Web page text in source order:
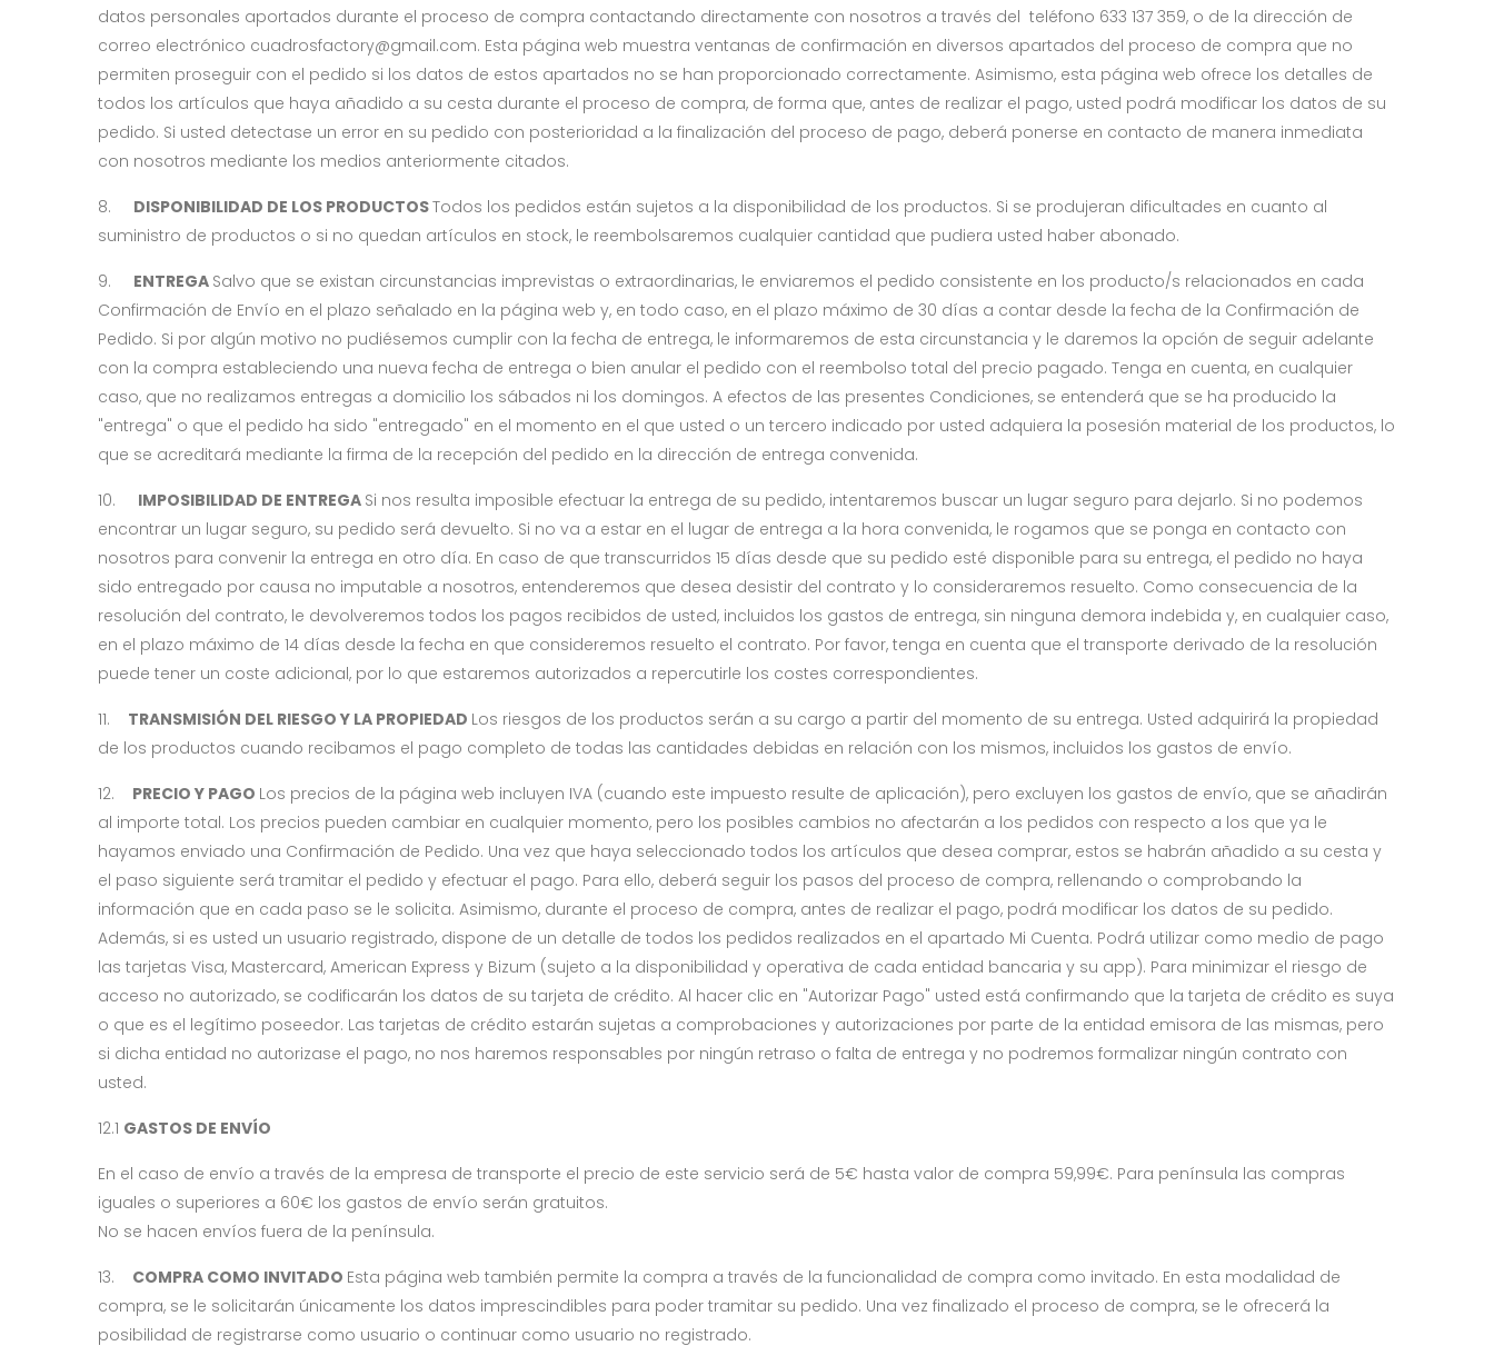
datos personales aportados durante el proceso de compra contactando directamente con nosotros a través del teléfono 633 137 359, o de la dirección de
correo electrónico cuadrosfactory@gmail.com. Esta página web muestra ventanas de confirmación en diversos apartados del proceso de compra que no
permiten proseguir con el pedido si los datos de estos apartados no se han proporcionado correctamente. Asimismo, esta página web ofrece los detalles de
todos los artículos que haya añadido a su cesta durante el proceso de compra, de forma que, antes de realizar el pago, usted podrá modificar los datos de su
pedido. Si usted detectase un error en su pedido con posterioridad a la finalización del proceso de pago, deberá ponerse en contacto de manera inmediata
con nosotros mediante los medios anteriormente citados.
8. DISPONIBILIDAD DE LOS PRODUCTOSTodos los pedidos están sujetos a la disponibilidad de los productos. Si se produjeran dificultades en cuanto al
suministro de productos o si no quedan artículos en stock, le reembolsaremos cualquier cantidad que pudiera usted haber abonado.
9. ENTREGA Salvo que se existan circunstancias imprevistas o extraordinarias, le enviaremos el pedido consistente en los producto/s relacionados en cada
Confirmación de Envío en el plazo señalado en la página web y, en todo caso, en el plazo máximo de 30 días a contar desde la fecha de la Confirmación de
Pedido. Si por algún motivo no pudiésemos cumplir con la fecha de entrega, le informaremos de esta circunstancia y le daremos la opción de seguir adelante
con la compra estableciendo una nueva fecha de entrega o bien anular el pedido con el reembolso total del precio pagado. Tenga en cuenta, en cualquier
caso, que no realizamos entregas a domicilio los sábados ni los domingos. A efectos de las presentes Condiciones, se entenderá que se ha producido la
"entrega" o que el pedido ha sido "entregado" en el momento en el que usted o un tercero indicado por usted adquiera la posesión material de los productos, lo
que se acreditará mediante la firma de la recepción del pedido en la dirección de entrega convenida.
10. IMPOSIBILIDAD DE ENTREGA Si nos resulta imposible efectuar la entrega de su pedido, intentaremos buscar un lugar seguro para dejarlo. Si no podemos
encontrar un lugar seguro, su pedido será devuelto. Si no va a estar en el lugar de entrega a la hora convenida, le rogamos que se ponga en contacto con
nosotros para convenir la entrega en otro día. En caso de que transcurridos 15 días desde que su pedido esté disponible para su entrega, el pedido no haya
sido entregado por causa no imputable a nosotros, entenderemos que desea desistir del contrato y lo consideraremos resuelto. Como consecuencia de la
resolución del contrato, le devolveremos todos los pagos recibidos de usted, incluidos los gastos de entrega, sin ninguna demora indebida y, en cualquier caso,
en el plazo máximo de 14 días desde la fecha en que consideremos resuelto el contrato. Por favor, tenga en cuenta que el transporte derivado de la resolución
puede tener un coste adicional, por lo que estaremos autorizados a repercutirle los costes correspondientes.
11. TRANSMISIÓN DEL RIESGO Y LA PROPIEDAD Los riesgos de los productos serán a su cargo a partir del momento de su entrega. Usted adquirirá la propiedad
de los productos cuando recibamos el pago completo de todas las cantidades debidas en relación con los mismos, incluidos los gastos de envío.
12. PRECIO Y PAGO Los precios de la página web incluyen IVA (cuando este impuesto resulte de aplicación), pero excluyen los gastos de envío, que se añadirán
al importe total. Los precios pueden cambiar en cualquier momento, pero los posibles cambios no afectarán a los pedidos con respecto a los que ya le
hayamos enviado una Confirmación de Pedido. Una vez que haya seleccionado todos los artículos que desea comprar, estos se habrán añadido a su cesta y
el paso siguiente será tramitar el pedido y efectuar el pago. Para ello, deberá seguir los pasos del proceso de compra, rellenando o comprobando la
información que en cada paso se le solicita. Asimismo, durante el proceso de compra, antes de realizar el pago, podrá modificar los datos de su pedido.
Además, si es usted un usuario registrado, dispone de un detalle de todos los pedidos realizados en el apartado Mi Cuenta. Podrá utilizar como medio de pago
las tarjetas Visa, Mastercard, American Express y Bizum (sujeto a la disponibilidad y operativa de cada entidad bancaria y su app). Para minimizar el riesgo de
acceso no autorizado, se codificarán los datos de su tarjeta de crédito. Al hacer clic en "Autorizar Pago" usted está confirmando que la tarjeta de crédito es suya
o que es el legítimo poseedor. Las tarjetas de crédito estarán sujetas a comprobaciones y autorizaciones por parte de la entidad emisora de las mismas, pero
si dicha entidad no autorizase el pago, no nos haremos responsables por ningún retraso o falta de entrega y no podremos formalizar ningún contrato con
usted.
12.1 GASTOS DE ENVÍO
En el caso de envío a través de la empresa de transporte el precio de este servicio será de 5€ hasta valor de compra 59,99€. Para península las compras
iguales o superiores a 60€ los gastos de envío serán gratuitos.
No se hacen envíos fuera de la península.
13. COMPRA COMO INVITADO Esta página web también permite la compra a través de la funcionalidad de compra como invitado. En esta modalidad de
compra, se le solicitarán únicamente los datos imprescindibles para poder tramitar su pedido. Una vez finalizado el proceso de compra, se le ofrecerá la
posibilidad de registrarse como usuario o continuar como usuario no registrado.